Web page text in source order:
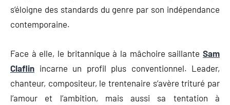
s’éloigne des standards du genre par son indépendance
contemporaine.
Face à elle, le britannique à la mâchoire saillante Sam
Claflin incarne un profil plus conventionnel. Leader,
chanteur, compositeur, le trentenaire s’avère trituré par
l’amour et l’ambition, mais aussi sa tentation à